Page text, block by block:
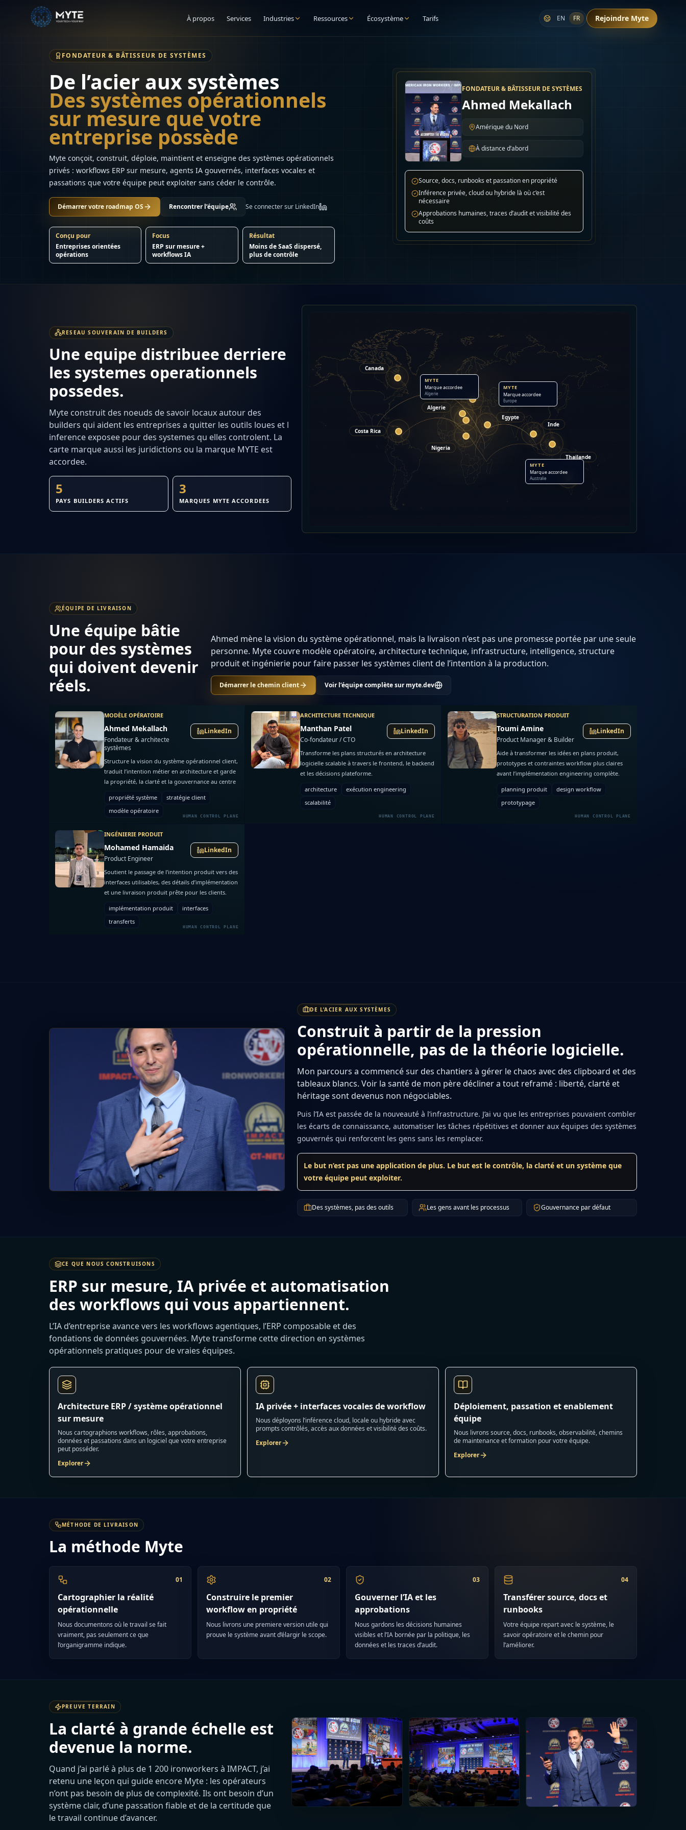
À propos Services Industries Ressources Écosystème Tarifs EN FR Rejoindre Myte
FONDATEUR & BÂTISSEUR DE SYSTÈMES
De l’acier aux systèmes
Des systèmes opérationnels
sur mesure que votre
entreprise possède
Myte conçoit, construit, déploie, maintient et enseigne des systèmes opérationnels
privés : workflows ERP sur mesure, agents IA gouvernés, interfaces vocales et
passations que votre équipe peut exploiter sans céder le contrôle.
Démarrer votre roadmap OS Rencontrer l’équipe Se connecter sur LinkedIn
Conçu pour
Entreprises orientées
opérations
Focus
ERP sur mesure +
workflows IA
Résultat
Moins de SaaS dispersé,
plus de contrôle
FONDATEUR & BÂTISSEUR DE SYSTÈMES
Ahmed Mekallach
Amérique du Nord
À distance d’abord
Source, docs, runbooks et passation en propriété
Inférence privée, cloud ou hybride là où c’est
nécessaire
Approbations humaines, traces d’audit et visibilité des
coûts
RESEAU SOUVERAIN DE BUILDERS
Une equipe distribuee derriere
les systemes operationnels
possedes.
Myte construit des noeuds de savoir locaux autour des
builders qui aident les entreprises a quitter les outils loues et l
inference exposee pour des systemes qu elles controlent. La
carte marque aussi les juridictions ou la marque MYTE est
accordee.
5
PAYS BUILDERS ACTIFS
3
MARQUES MYTE ACCORDEES
Canada
Algerie
Inde
Nigeria
Thailande
Egypte
Costa Rica
MYTE
Marque accordee
Europe
MYTE
Marque accordee
Algerie
MYTE
Marque accordee
Australie
ÉQUIPE DE LIVRAISON
Une équipe bâtie
pour des systèmes
qui doivent devenir
réels.
Ahmed mène la vision du système opérationnel, mais la livraison n’est pas une promesse portée par une seule
personne. Myte couvre modèle opératoire, architecture technique, infrastructure, intelligence, structure
produit et ingénierie pour faire passer les systèmes client de l’intention à la production.
Démarrer le chemin client Voir l’équipe complète sur myte.dev
MODÈLE OPÉRATOIRE
Ahmed Mekallach
Fondateur & architecte
systèmes
LinkedIn
Structure la vision du système opérationnel client,
traduit l’intention métier en architecture et garde
la propriété, la clarté et la gouvernance au centre
propriété système
stratégie client
modèle opératoire
ARCHITECTURE TECHNIQUE
Manthan Patel
Co-fondateur / CTO
LinkedIn
Transforme les plans structurés en architecture
logicielle scalable à travers le frontend, le backend
et les décisions plateforme.
architecture
exécution engineering
scalabilité
STRUCTURATION PRODUIT
Toumi Amine
Product Manager & Builder
LinkedIn
Aide à transformer les idées en plans produit,
prototypes et contraintes workflow plus claires
avant l’implémentation engineering complète.
planning produit
design workflow
prototypage
INGÉNIERIE PRODUIT
Mohamed Hamaida
Product Engineer
LinkedIn
Soutient le passage de l’intention produit vers des
interfaces utilisables, des détails d’implémentation
et une livraison produit prête pour les clients.
implémentation produit
interfaces
transferts
DE L’ACIER AUX SYSTÈMES
Construit à partir de la pression
opérationnelle, pas de la théorie logicielle.
Mon parcours a commencé sur des chantiers à gérer le chaos avec des clipboard et des
tableaux blancs. Voir la santé de mon père décliner a tout reframé : liberté, clarté et
héritage sont devenus non négociables.
Puis l’IA est passée de la nouveauté à l’infrastructure. J’ai vu que les entreprises pouvaient combler
les écarts de connaissance, automatiser les tâches répétitives et donner aux équipes des systèmes
gouvernés qui renforcent les gens sans les remplacer.
Le but n’est pas une application de plus. Le but est le contrôle, la clarté et un système que
votre équipe peut exploiter.
Des systèmes, pas des outils Les gens avant les processus Gouvernance par défaut
CE QUE NOUS CONSTRUISONS
ERP sur mesure, IA privée et automatisation
des workflows qui vous appartiennent.
L’IA d’entreprise avance vers les workflows agentiques, l’ERP composable et des
fondations de données gouvernées. Myte transforme cette direction en systèmes
opérationnels pratiques pour de vraies équipes.
Architecture ERP / système opérationnel
sur mesure
Nous cartographions workflows, rôles, approbations,
données et passations dans un logiciel que votre entreprise
peut posséder.
Explorer
IA privée + interfaces vocales de workflow
Nous déployons l’inférence cloud, locale ou hybride avec
prompts contrôlés, accès aux données et visibilité des coûts.
Explorer
Déploiement, passation et enablement
équipe
Nous livrons source, docs, runbooks, observabilité, chemins
de maintenance et formation pour votre équipe.
Explorer
MÉTHODE DE LIVRAISON
La méthode Myte
01
Cartographier la réalité
opérationnelle
Nous documentons où le travail se fait
vraiment, pas seulement ce que
l’organigramme indique.
02
Construire le premier
workflow en propriété
Nous livrons une premiere version utile qui
prouve le système avant d’élargir le scope.
03
Gouverner l’IA et les
approbations
Nous gardons les décisions humaines
visibles et l’IA bornée par la politique, les
données et les traces d’audit.
04
Transférer source, docs et
runbooks
Votre équipe repart avec le système, le
savoir opératoire et le chemin pour
l’améliorer.
PREUVE TERRAIN
La clarté à grande échelle est
devenue la norme.
Quand j’ai parlé à plus de 1 200 ironworkers à IMPACT, j’ai
retenu une leçon qui guide encore Myte : les opérateurs
n’ont pas besoin de plus de complexité. Ils ont besoin d’un
système clair, d’une passation fiable et de la certitude que
le travail continue d’avancer.